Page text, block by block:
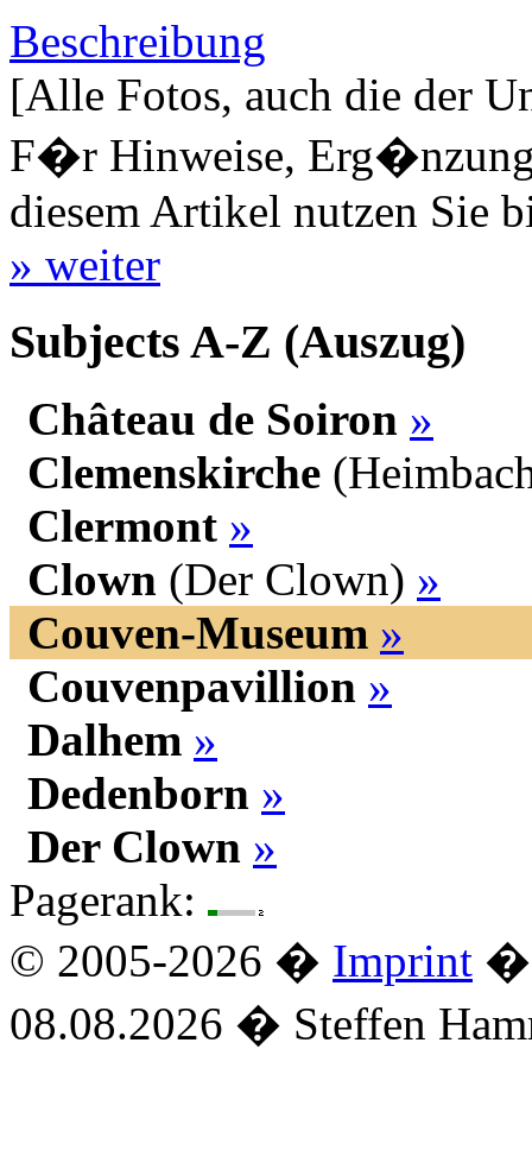
Beschreibung
[Alle Fotos, auch die der
F�r Hinweise,
diesem Artikel nutzen Sie
» weiter
Subjects A-Z (Auszug)
Château de Soiron »
Clemenskirche
Clermont »
Clown (Der Clown) »
Couven-Museum »
Couvenpavillion »
Dalhem »
Dedenborn »
Der Clown »
Pagerank:
© 2005-2026 � Imprint �
08.08.2026 � Steffen